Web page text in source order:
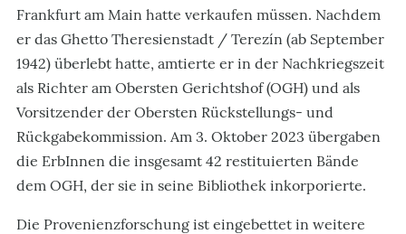
Frankfurt am Main hatte verkaufen müssen. Nachdem
er das Ghetto Theresienstadt / Terezín (ab September
1942) überlebt hatte, amtierte er in der Nachkriegszeit
als Richter am Obersten Gerichtshof (OGH) und als
Vorsitzender der Obersten Rückstellungs- und
Rückgabekommission. Am 3. Oktober 2023 übergaben
die ErbInnen die insgesamt 42 restituierten Bände
dem OGH, der sie in seine Bibliothek inkorporierte.
Die Provenienzforschung ist eingebettet in weitere